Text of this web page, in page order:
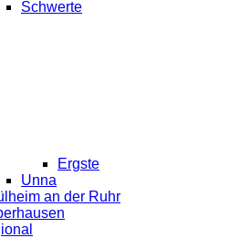
Schwerte
Ergste
Unna
an der Ruhr